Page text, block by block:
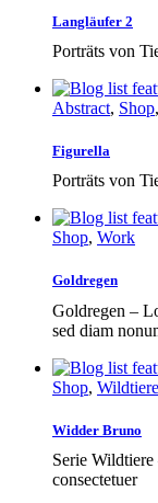
Langläufer 2
Porträts von
Abstract, Shop,
Figurella
Porträts von
Shop, Work
Goldregen
Goldregen –
sed diam
Shop, Wildtiere
Widder Bruno
Serie
consectetuer